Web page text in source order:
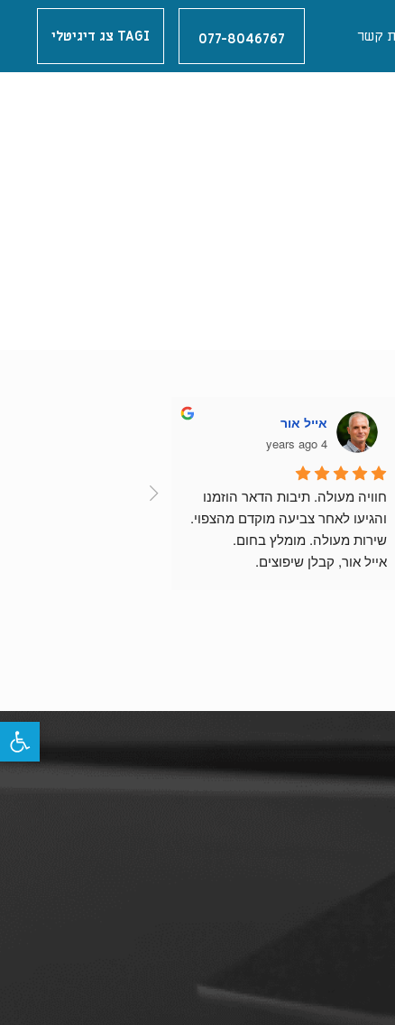
קשר 077-8046767 TAGI צג דיגיטלי
אייל אור
4 years ago
והגיעו לאחר צביעה מוקדם מהצפוי.
שירות מעולה. מומלץ בחום.
אייל אור, קבלן שיפוצים.